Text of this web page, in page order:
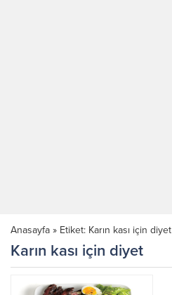
Anasayfa » Etiket: Karın kası için diyet
Karın kası için diyet